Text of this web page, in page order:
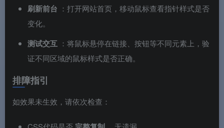
刷新前台 ：打开网站首页，移动鼠标查看指针样式是否
变化。
测试交互 ：将鼠标悬停在链接、按钮等不同元素上，验
证不同区域的鼠标样式是否正确。
排障指引
如效果未生效，请依次检查：